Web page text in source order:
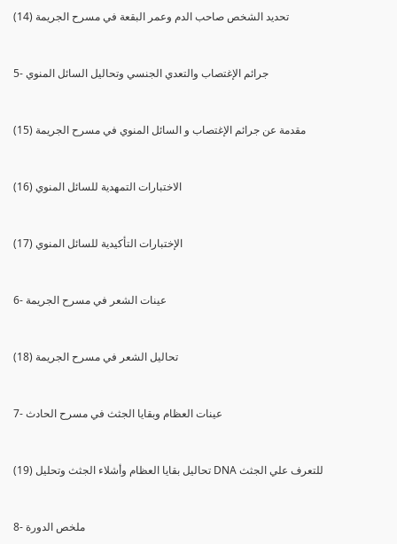
(14) تحديد الشخص صاحب الدم وعمر البقعة في مسرح الجريمة
5- جرائم الإغتصاب والتعدي الجنسي وتحاليل السائل المنوي
(15) مقدمة عن جرائم الإغتصاب و السائل المنوي في مسرح الجريمة
(16) الاختبارات التمهدية للسائل المنوي
(17) الإختبارات التأكيدية للسائل المنوي
6- عينات الشعر في مسرح الجريمة
(18) تحاليل الشعر في مسرح الجريمة
7- عينات العظام وبقايا الجثث في مسرح الحادث
(19) تحاليل بقايا العظام وأشلاء الجثث وتحليل DNA للتعرف علي الجثث
8- ملخص الدورة